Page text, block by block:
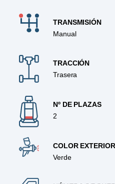
TRANSMISIÓN
Manual
TRACCIÓN
Trasera
Nº DE PLAZAS
2
COLOR EXTERIOR
Verde